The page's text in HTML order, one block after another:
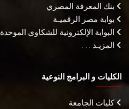
بنك المعرفة المصري
بوابة مصر الرقميـة
البوابة الإلكترونية للشكاوى الموحدة
المزيـد . . .
الكليات و البرامج النوعية
كليات الجامعة